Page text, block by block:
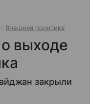
Внешняя политика
выходе
закрыли